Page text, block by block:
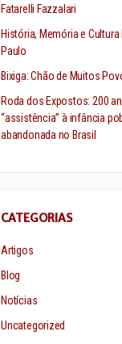
Fatarelli Fazzalari
História, Memória e
Paulo
Bixiga: Chão de Muitos
Roda dos Expostos: 200
“assistência” à infância
abandonada no Brasil
CATEGORIAS
Artigos
Blog
Notícias
Uncategorized